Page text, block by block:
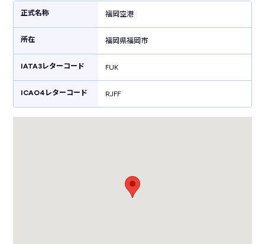
国各地に就航し、海外では釜山・北京・香港・バンコクなどアジアの主要
空港に就航しています。都会的な雰囲気の空港内にはさまざまな施設が立
ち並び、博多ラーメン、もつ鍋など九州グルメが豊富です。免税店やお土
産ショップも豊富で、観光だけでも一日たっぷり楽しめます。空港内に地
下鉄が乗り入れており、中心地の博多駅まで5分と抜群のアクセスが魅力。
「東アジアトップクラスの国際空港」を目標に掲げ、常に進化を続けてい
正式名称 福岡空港
所在 福岡県福岡市
IATA3レターコード FUK
ICAO4レターコード RJFF